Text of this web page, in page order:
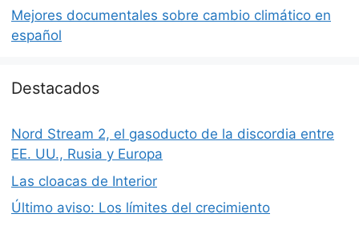
Mejores documentales sobre cambio climático en
español
Destacados
Nord Stream 2, el gasoducto de la discordia entre
EE. UU., Rusia y Europa
Las cloacas de Interior
Último aviso: Los límites del crecimiento